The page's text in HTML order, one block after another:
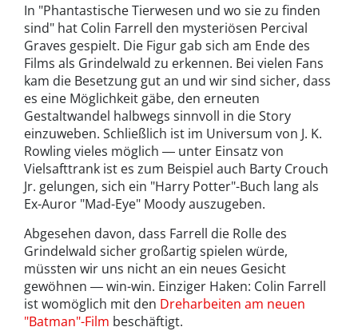
In "Phantastische Tierwesen und wo sie zu finden
sind" hat Colin Farrell den mysteriösen Percival
Graves gespielt. Die Figur gab sich am Ende des
Films als Grindelwald zu erkennen. Bei vielen Fans
kam die Besetzung gut an und wir sind sicher, dass
es eine Möglichkeit gäbe, den erneuten
Gestaltwandel halbwegs sinnvoll in die Story
einzuweben. Schließlich ist im Universum von J. K.
Rowling vieles möglich ― unter Einsatz von
Vielsafttrank ist es zum Beispiel auch Barty Crouch
Jr. gelungen, sich ein "Harry Potter"-Buch lang als
Ex-Auror "Mad-Eye" Moody auszugeben.
Abgesehen davon, dass Farrell die Rolle des
Grindelwald sicher großartig spielen würde,
müssten wir uns nicht an ein neues Gesicht
gewöhnen ― win-win. Einziger Haken: Colin Farrell
ist womöglich mit den Dreharbeiten am neuen
"Batman"-Film beschäftigt.